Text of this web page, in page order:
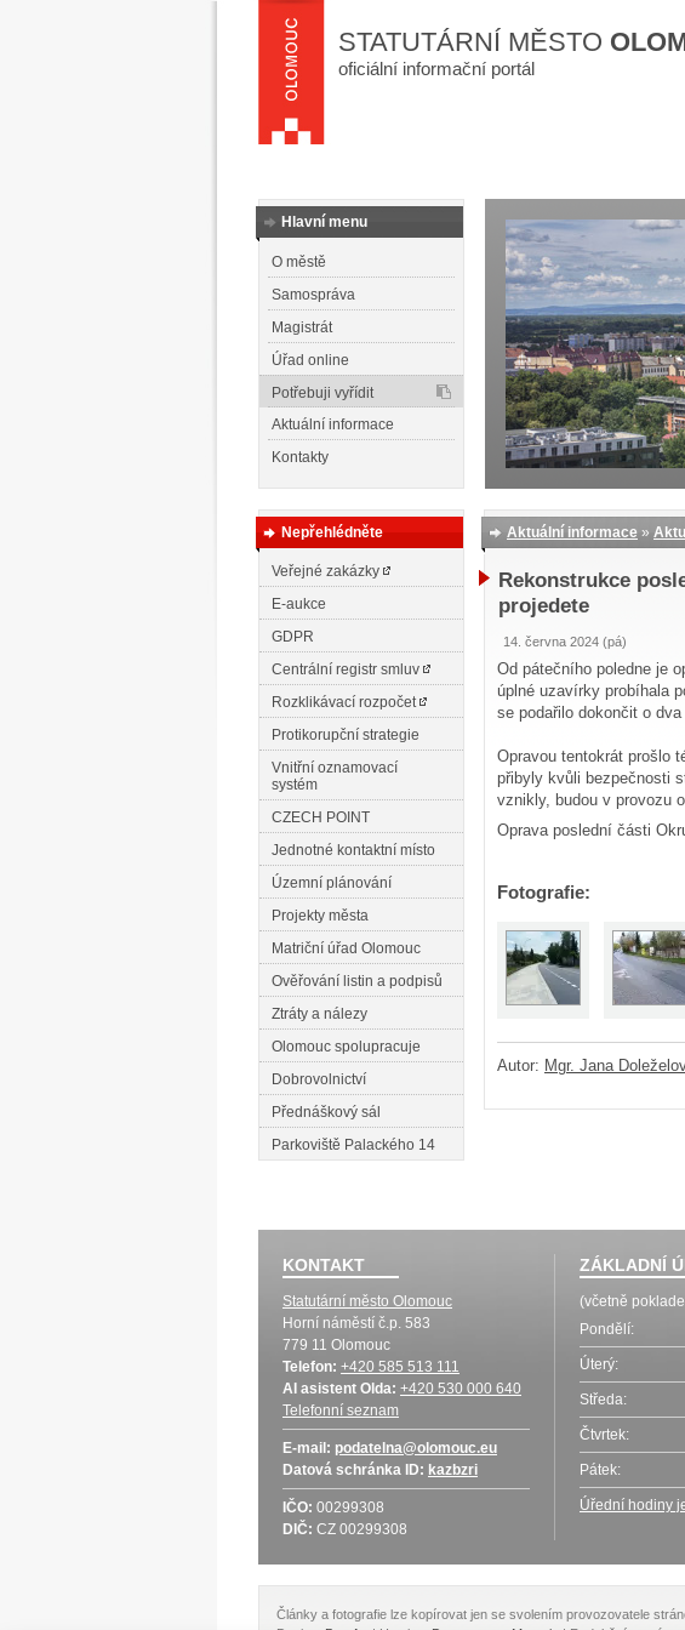
STATUTÁRNÍ MĚSTO
oficiální informační portál
Hlavní menu
O městě
Samospráva
Magistrát
Úřad online
Potřebuji vyřídit
Aktuální informace
Kontakty
Nepřehlédněte
Veřejné zakázky
E-aukce
GDPR
Centrální registr smluv
Rozklikávací rozpočet
Protikorupční strategie
Vnitřní oznamovací
systém
CZECH POINT
Jednotné kontaktní místo
Územní plánování
Projekty města
Matriční úřad Olomouc
Ověřování listin a podpisů
Ztráty a nálezy
Olomouc spolupracuje
Dobrovolnictví
Přednáškový sál
Parkoviště Palackého 14
Aktuální informace »
Rekonstrukce
projedete
14. června 2024 (pá)
Od pátečního poledne je
úplné uzavírky probíhala
se podařilo dokončit o
Opravou tentokrát prošlo
přibyly kvůli bezpečnosti
vznikly, budou v provozu
Oprava poslední části
Fotografie:
Autor: Mgr. Jana
KONTAKT
Statutární město Olomouc
Horní náměstí č.p. 583
779 11 Olomouc
Telefon: +420 585 513 111
AI asistent Olda: +420 530 000 640
Telefonní seznam
E-mail: podatelna@olomouc.eu
Datová schránka ID: kazbzri
IČO: 00299308
DIČ: CZ 00299308
ZÁKLADNÍ
(včetně
Pondělí:
Úterý:
Středa:
Čtvrtek:
Pátek:
Úřední hodiny
Články a fotografie lze kopírovat jen se svolením provozovatele